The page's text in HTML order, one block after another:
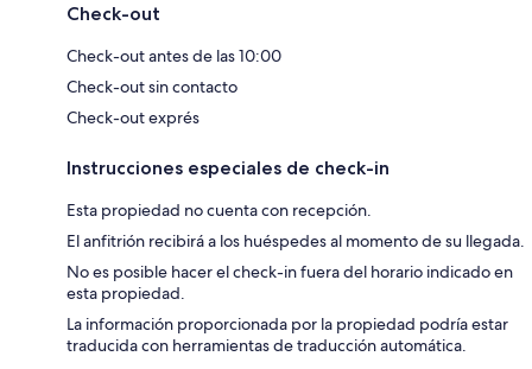
Check-out
Check-out antes de las 10:00
Check-out sin contacto
Check-out exprés
Instrucciones especiales de check-in
Esta propiedad no cuenta con recepción.
El anfitrión recibirá a los huéspedes al momento de su llegada.
No es posible hacer el check-in fuera del horario indicado en
esta propiedad.
La información proporcionada por la propiedad podría estar
traducida con herramientas de traducción automática.